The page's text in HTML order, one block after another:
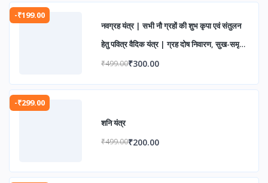
-₹199.00
नवग्रह यंत्र | सभी नौ ग्रहों की शुभ कृपा एवं संतुलन
हेतु पवित्र वैदिक यंत्र | ग्रह दोष निवारण, सुख-समृद्धि
एवं आध्यात्मिक उन्नति के लिए
₹499.00₹300.00
-₹299.00
शनि यंत्र
₹499.00₹200.00